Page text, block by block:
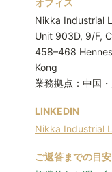
Nikka Industrial
Unit 903D, 9/F,
458–468
Kong
業務拠点：中国
LINKEDIN
Nikka Industrial
ご返答までの目安